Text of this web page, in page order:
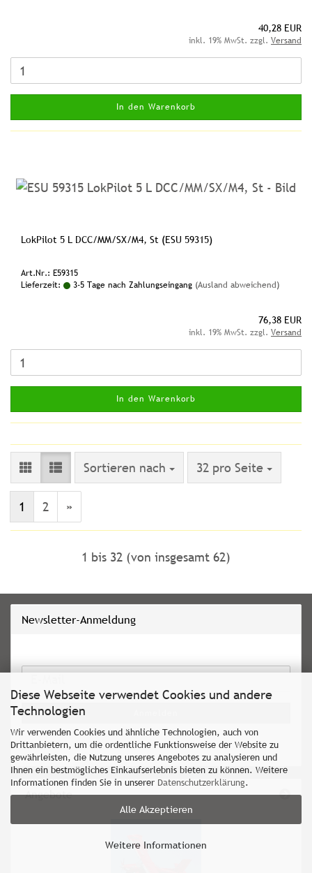
Diese Webseite verwendet Cookies und andere
Technologien
Wir verwenden Cookies und ähnliche Technologien, auch von
Drittanbietern, um die ordentliche Funktionsweise der Website zu
gewährleisten, die Nutzung unseres Angebotes zu analysieren und
Ihnen ein bestmögliches Einkaufserlebnis bieten zu können. Weitere
Informationen finden Sie in unserer Datenschutzerklärung.
Alle Akzeptieren
Weitere Informationen
40,28 EUR
inkl. 19% MwSt. zzgl. Versand
In den Warenkorb
LokPilot 5 L DCC/MM/SX/M4, St (ESU 59315)
Art.Nr.: E59315
Lieferzeit:
3-5 Tage nach Zahlungseingang (Ausland abweichend)
76,38 EUR
inkl. 19% MwSt. zzgl. Versand
In den Warenkorb
Sortieren nach
Sortieren nach 32 pro Seite
pro Seite
1 2 »
1 bis 32 (von insgesamt 62)
Newsletter-Anmeldung
WEITER
ZUR
NEWSLETTER-
ANMELDUNG
Mail
Angebote